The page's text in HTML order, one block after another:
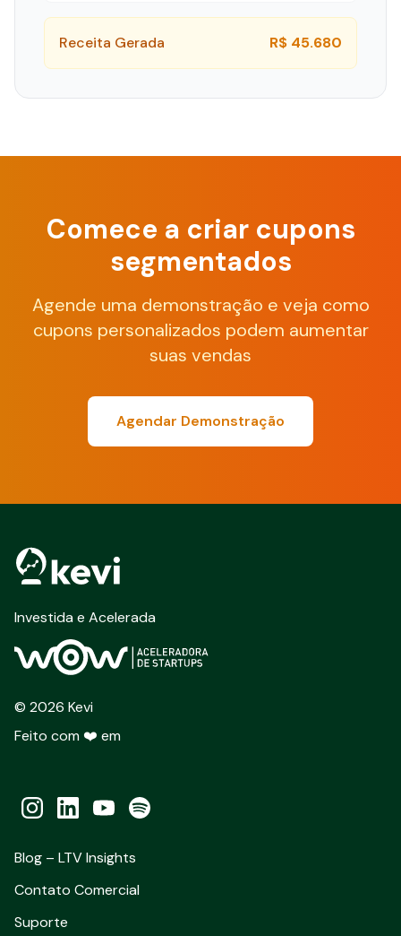
Receita Gerada R$ 45.680
Comece a criar cupons
segmentados
Agende uma demonstração e veja como
cupons personalizados podem aumentar
suas vendas
Agendar Demonstração
Investida e Acelerada
© 2026 Kevi
Feito com ❤️ em
Blog – LTV Insights
Contato Comercial
Suporte